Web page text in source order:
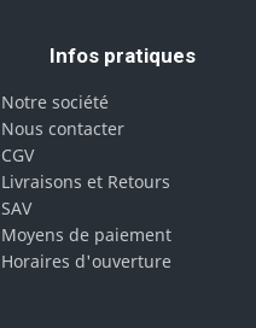
Infos pratiques
Notre société
Nous contacter
CGV
Livraisons et Retours
SAV
Moyens de paiement
Horaires d'ouverture